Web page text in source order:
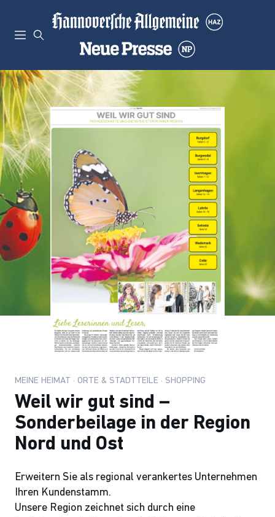
MEINE HEIMAT · ORTE & STADTTEILE · SHOPPING
Weil wir gut sind –
Sonderbeilage in der Region
Nord und Ost
Erweitern Sie als regional verankertes Unternehmen
Ihren Kundenstamm.
Unsere Region zeichnet sich durch eine